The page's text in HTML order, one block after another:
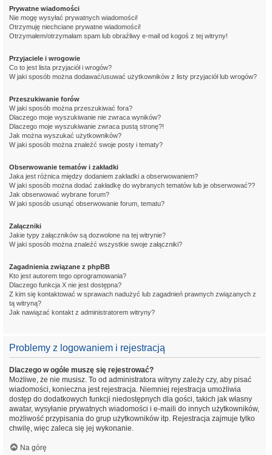
Prywatne wiadomości
Nie mogę wysyłać prywatnych wiadomości!
Otrzymuję niechciane prywatne wiadomości!
Otrzymałem/otrzymałam spam lub obraźliwy e-mail od kogoś z tej witryny!
Przyjaciele i wrogowie
Co to jest lista przyjaciół i wrogów?
W jaki sposób można dodawać/usuwać użytkowników z listy przyjaciół lub wrogów?
Przeszukiwanie forów
W jaki sposób można przeszukiwać fora?
Dlaczego moje wyszukiwanie nie zwraca wyników?
Dlaczego moje wyszukiwanie zwraca pustą stronę?!
Jak można wyszukać użytkowników?
W jaki sposób można znaleźć swoje posty i tematy?
Obserwowanie tematów i zakładki
Jaka jest różnica między dodaniem zakładki a obserwowaniem?
W jaki sposób można dodać zakładkę do wybranych tematów lub je obserwować??
Jak obserwować wybrane forum?
W jaki sposób usunąć obserwowanie forum, tematu?
Załączniki
Jakie typy załączników są dozwolone na tej witrynie?
W jaki sposób można znaleźć wszystkie swoje załączniki?
Zagadnienia związane z phpBB
Kto jest autorem tego oprogramowania?
Dlaczego funkcja X nie jest dostępna?
Z kim się kontaktować w sprawach nadużyć lub zagadnień prawnych związanych z
tą witryną?
Jak nawiązać kontakt z administratorem witryny?
Problemy z logowaniem i rejestracją
Dlaczego w ogóle muszę się rejestrować?
Możliwe, że nie musisz. To od administratora witryny zależy czy, aby pisać
wiadomości, konieczna jest rejestracja. Niemniej rejestracja umożliwia
dostęp do dodatkowych funkcji niedostępnych dla gości, takich jak własny
awatar, wysyłanie prywatnych wiadomości i e-maili do innych użytkowników,
możliwość przypisania do grup użytkowników itp. Rejestracja zajmuje tylko
chwilę, więc zaleca się jej wykonanie.
Na górę